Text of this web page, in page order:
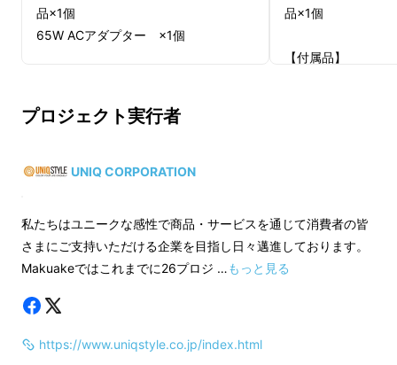
持ち運びのしやすさも抜群！バッグのポケット
品×1個
65W ACアダプター ×1個
※開発中の製品につきましては、デザ
※ご支援の数が想定を上回った場合、
製造工程上の都合等により出荷時期が
遅れる場合がございます。
万一出荷時期が遅れる場合は早急にご
※本商品をより世の中に広めていく活
品×1個
【付属品】
製造工程上の都合
遅れる場合がござ
万一出荷時期が遅
プロジェクト実行者
UNIQ CORPORATION
私たちはユニークな感性で商品・サービスを通じて消費者の皆
さまにご支持いただける企業を目指し日々邁進しております。
Makuakeではこれまでに26プロジ …もっと見る
https://www.uniqstyle.co.jp/index.html